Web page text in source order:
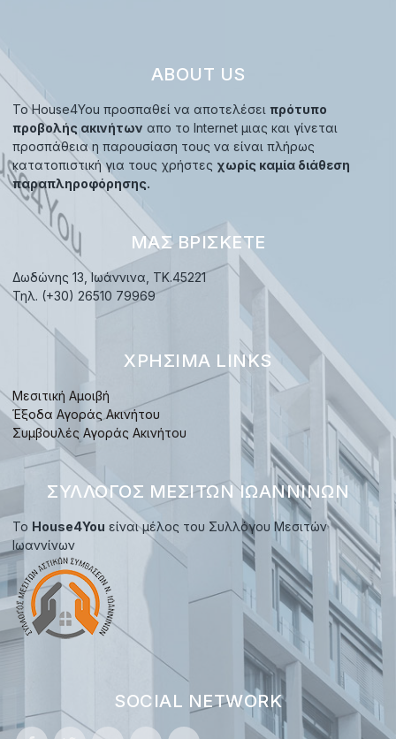
ABOUT US
Το House4You προσπαθεί να αποτελέσει πρότυπο
προβολής ακινήτων απο το Internet μιας και γίνεται
προσπάθεια η παρουσίαση τους να είναι πλήρως
κατατοπιστική για τους χρήστες χωρίς καμία διάθεση
παραπληροφόρησης.
ΜΑΣ ΒΡΊΣΚΕΤΕ
Δωδώνης 13, Ιωάννινα, TK.45221
Τηλ. (+30) 26510 79969
ΧΡΉΣΙΜΑ LINKS
Μεσιτική Αμοιβή
Έξοδα Αγοράς Ακινήτου
Συμβουλές Αγοράς Ακινήτου
ΣΎΛΛΟΓΟΣ ΜΕΣΙΤΏΝ ΙΩΑΝΝΊΝΩΝ
Το House4You είναι μέλος του Συλλόγου Μεσιτών
Ιωαννίνων
SOCIAL NETWORK